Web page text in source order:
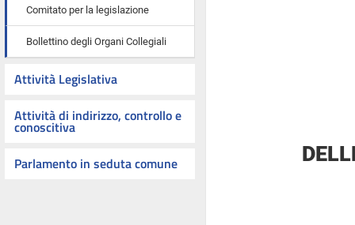
Comitato per la legislazione
Bollettino degli Organi Collegiali
Attività Legislativa
Attività di indirizzo, controllo e
conoscitiva
Parlamento in seduta comune